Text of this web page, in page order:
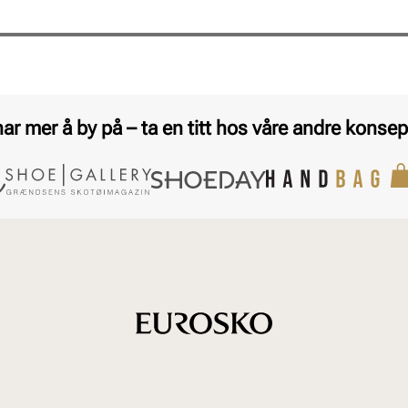
mer å by på – ta en titt hos våre andre